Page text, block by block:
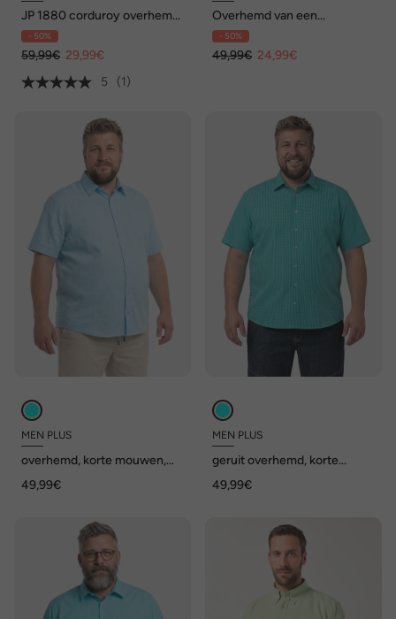
JP 1880 corduroy overhemd,
haaienkraag, Modern Fit, tot
7XL
- 50%
59,99€ 29,99€
5
(1)
Overhemd van een
linnenmix, korte mouwen,
Cubaanse kraag, modern fit
- 50%
49,99€ 24,99€
MEN PLUS
overhemd, korte mouwen,
Comfort Fit, tot 8XL
49,99€
MEN PLUS
geruit overhemd, korte
seersucker, comfort fit, tot
49,99€